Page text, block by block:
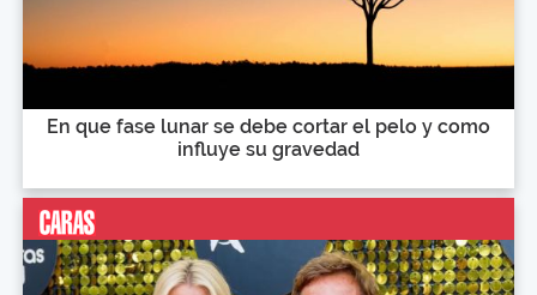
En que fase lunar se debe cortar el pelo y como
influye su gravedad